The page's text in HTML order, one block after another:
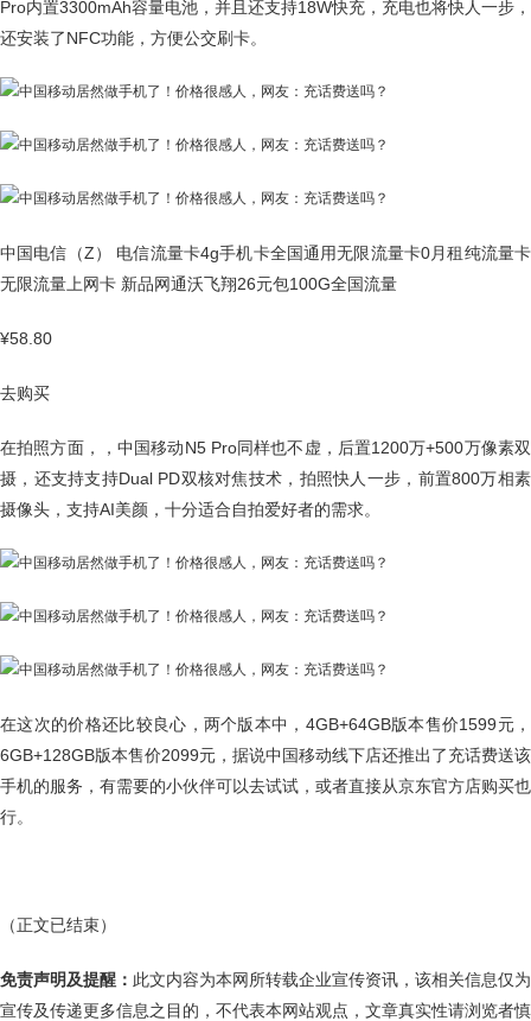
Pro内置3300mAh容量电池，并且还支持18W快充，充电也将快人一步，
还安装了NFC功能，方便公交刷卡。
中国电信（Z） 电信流量卡4g手机卡全国通用无限流量卡0月租纯流量卡
无限流量上网卡 新品网通沃飞翔26元包100G全国流量
¥58.80
去购买
在拍照方面，，中国移动N5 Pro同样也不虚，后置1200万+500万像素双
摄，还支持支持Dual PD双核对焦技术，拍照快人一步，前置800万相素
摄像头，支持AI美颜，十分适合自拍爱好者的需求。
在这次的价格还比较良心，两个版本中，4GB+64GB版本售价1599元，
6GB+128GB版本售价2099元，据说中国移动线下店还推出了充话费送该
手机的服务，有需要的小伙伴可以去试试，或者直接从京东官方店购买也
行。
（正文已结束）
免责声明及提醒： 此文内容为本网所转载企业宣传资讯，该相关信息仅为
宣传及传递更多信息之目的，不代表本网站观点，文章真实性请浏览者慎